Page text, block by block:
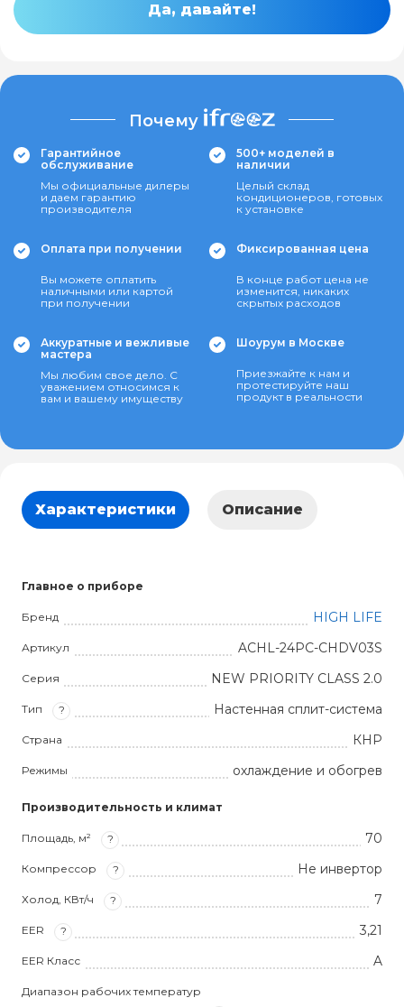
Да, давайте!
Почему
Гарантийное
обслуживание
Мы официальные дилеры
и даем гарантию
производителя
500+ моделей в
наличии
Целый склад
кондиционеров, готовых
к установке
Оплата при получении
Вы можете оплатить
наличными или картой
при получении
Фиксированная цена
В конце работ цена не
изменится, никаких
скрытых расходов
Аккуратные и вежливые
мастера
Мы любим свое дело. С
уважением относимся к
вам и вашему имуществу
Шоурум в Москве
Приезжайте к нам и
протестируйте наш
продукт в реальности
Характеристики Описание
Главное о приборе
Бренд HIGH LIFE
Артикул ACHL-24PC-CHDV03S
Серия NEW PRIORITY CLASS 2.0
Тип ? Настенная сплит-система
Страна КНР
Режимы охлаждение и обогрев
Производительность и климат
Площадь, м² ? 70
Компрессор ? Не инвертор
Холод, КВт/ч ? 7
EER ? 3,21
EER Класс A
Диапазон рабочих температур